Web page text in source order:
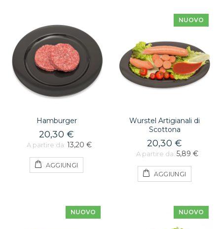
Hamburger
20,30 €
A partire da: 13,20 €
AGGIUNGI
NUOVO
Wurstel Artigianali di
Scottona
20,30 €
A partire da: 5,89 €
AGGIUNGI
NUOVO NUOVO